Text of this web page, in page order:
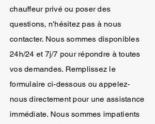
chauffeur privé ou poser des
questions, n'hésitez pas à nous
contacter. Nous sommes disponibles
24h/24 et 7j/7 pour répondre à toutes
vos demandes. Remplissez le
formulaire ci-dessous ou appelez-
nous directement pour une assistance
immédiate. Nous sommes impatients